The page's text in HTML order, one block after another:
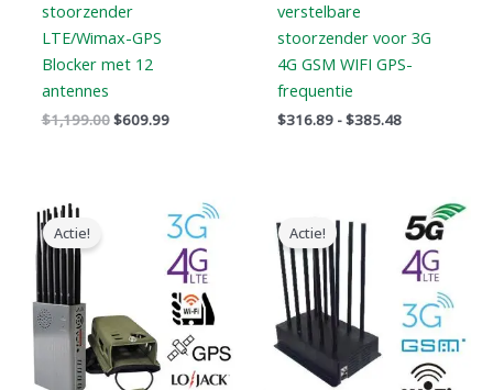
stoorzender
LTE/Wimax-GPS
Blocker met 12
antennes
$1,199.00$609.99
verstelbare
stoorzender voor 3G
4G GSM WIFI GPS-
frequentie
$316.89 -$385.48
Actie!
Prijsklasse:
$569.99
tot
$699.88
Actie!
Oorspronkelijke
prijs
was:
$1,099.00.
Huidige
prijs
is:
$616.99.